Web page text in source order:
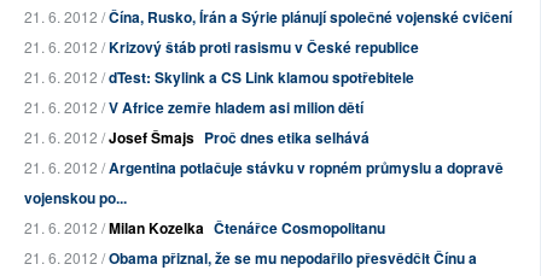
21. 6. 2012 /Čína, Rusko, Írán a Sýrie plánují společné vojenské cvičení
21. 6. 2012 /Krizový štáb proti rasismu v České republice
21. 6. 2012 /dTest: Skylink a CS Link klamou spotřebitele
21. 6. 2012 /V Africe zemře hladem asi milion dětí
21. 6. 2012 /Josef Šmajs Proč dnes etika selhává
21. 6. 2012 /Argentina potlačuje stávku v ropném průmyslu a dopravě
vojenskou po...
21. 6. 2012 /Milan Kozelka Čtenářce Cosmopolitanu
21. 6. 2012 /Obama přiznal, že se mu nepodařilo přesvědčit Čínu a